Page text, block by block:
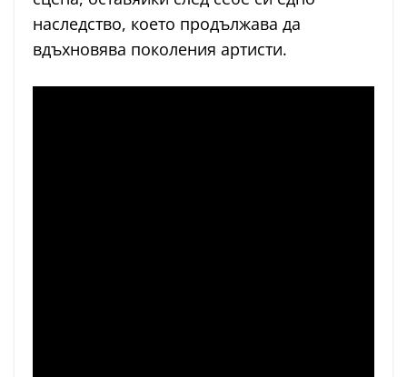
наследство, което продължава да
вдъхновява поколения артисти.